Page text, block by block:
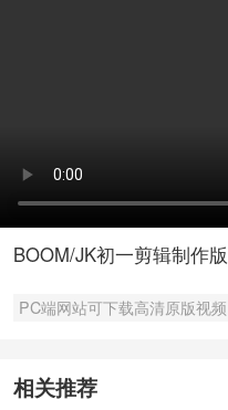
BOOM/JK初一剪辑制作版
PC端网站可下载高清原版视频
相关推荐